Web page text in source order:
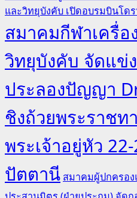
และวิทยุบังคับ เปิดอบรมบินโด
สมาคมกีฬาเครื่อ
วิทยุบังคับ จัดแข่
ประลองปัญญา
ชิงถ้วยพระราชท
พระเจ้าอยู่หัว
ปัตตานี สมาคมผู้ปกครอง